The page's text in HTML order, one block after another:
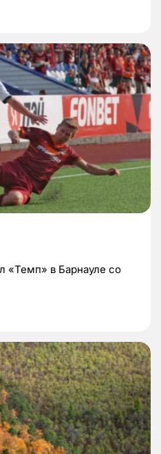
«Темп» в Барнауле со